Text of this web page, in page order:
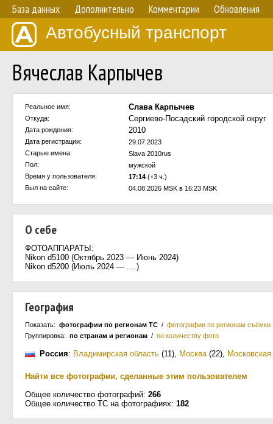
База данных Дополнительно Комментарии Обновления
Автобусный транспорт
Вячеслав Карпычев
Реальное имя: Слава Карпычев
Откуда: Сергиево-Посадский городской округ
Дата рождения: 2010
Дата регистрации:
29.07.2023
Старые имена:
Slava 2010rus
Пол:
мужской
Время у пользователя:
17:14 (+3 ч.)
Был на сайте:
04.08.2026 MSK в 16:23 MSK
О себе
ФОТОАППАРАТЫ:
Nikon d5100 (Октябрь 2023 — Июнь 2024)
Nikon d5200 (Июль 2024 — ....)
География
Показать: фотографии по регионам ТС / фотографии по регионам съёмки
Группировка: по странам и регионам / по количеству фото
Россия: Владимирская область (11), Москва(22),
Найти все фотографии, сделанные этим пользователем
Общее количество фотографий: 266
Общее количество ТС на фотографиях: 182